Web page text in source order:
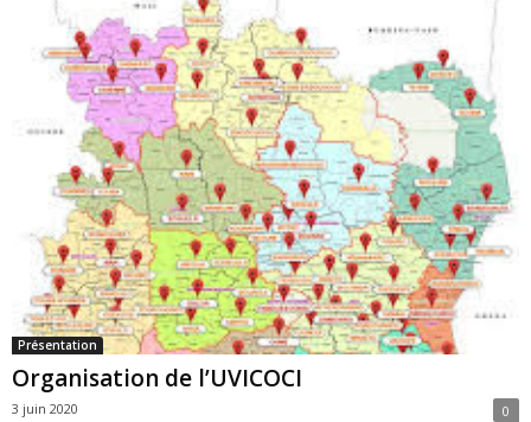
Présentation
Organisation de l’UVICOCI
3 juin 2020 0